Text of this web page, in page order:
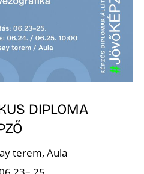
DIPLOMA
terem, Aula